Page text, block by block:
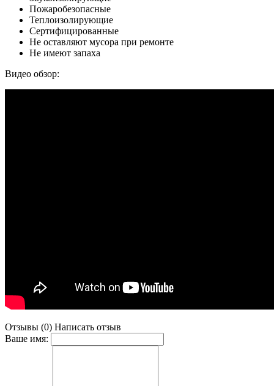
Пожаробезопасные
Теплоизолирующие
Сертифицированные
Не оставляют мусора при ремонте
Не имеют запаха
Видео обзор:
Отзывы (0) Написать отзыв
Ваше имя: